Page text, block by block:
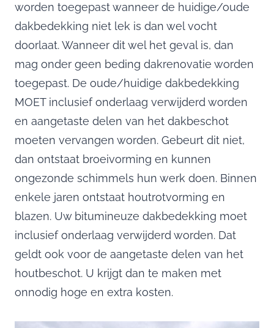
worden toegepast wanneer de huidige/oude
dakbedekking niet lek is dan wel vocht
doorlaat. Wanneer dit wel het geval is, dan
mag onder geen beding dakrenovatie worden
toegepast. De oude/huidige dakbedekking
MOET inclusief onderlaag verwijderd worden
en aangetaste delen van het dakbeschot
moeten vervangen worden. Gebeurt dit niet,
dan ontstaat broeivorming en kunnen
ongezonde schimmels hun werk doen. Binnen
enkele jaren ontstaat houtrotvorming en
blazen. Uw bitumineuze dakbedekking moet
inclusief onderlaag verwijderd worden. Dat
geldt ook voor de aangetaste delen van het
houtbeschot. U krijgt dan te maken met
onnodig hoge en extra kosten.